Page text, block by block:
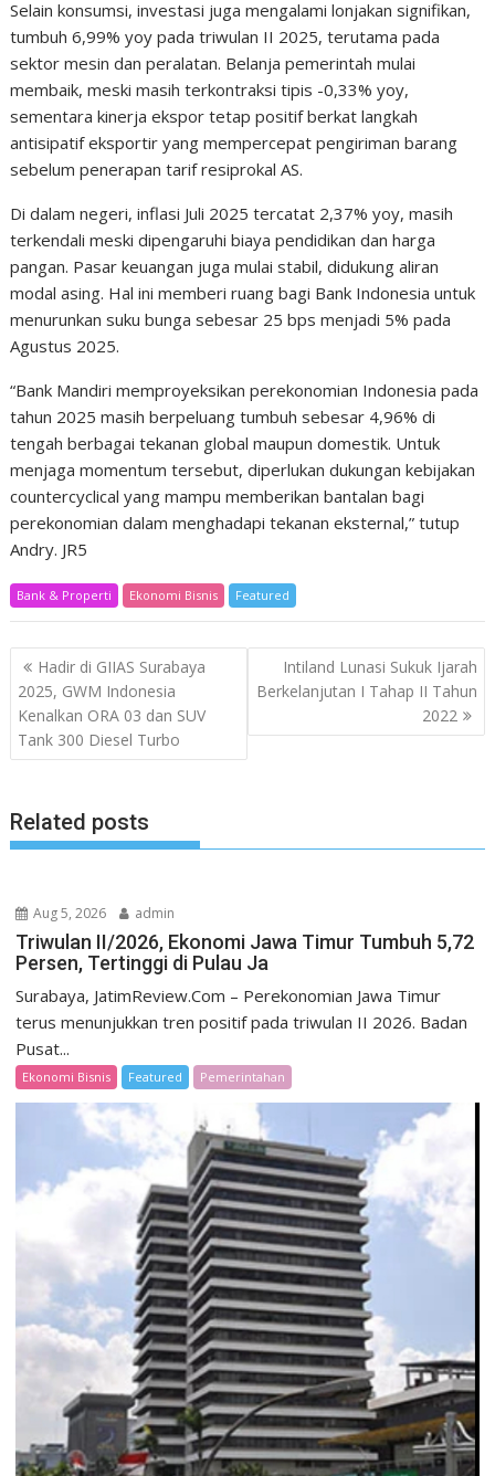
Selain konsumsi, investasi juga mengalami lonjakan signifikan,
tumbuh 6,99% yoy pada triwulan II 2025, terutama pada
sektor mesin dan peralatan. Belanja pemerintah mulai
membaik, meski masih terkontraksi tipis -0,33% yoy,
sementara kinerja ekspor tetap positif berkat langkah
antisipatif eksportir yang mempercepat pengiriman barang
sebelum penerapan tarif resiprokal AS.
Di dalam negeri, inflasi Juli 2025 tercatat 2,37% yoy, masih
terkendali meski dipengaruhi biaya pendidikan dan harga
pangan. Pasar keuangan juga mulai stabil, didukung aliran
modal asing. Hal ini memberi ruang bagi Bank Indonesia untuk
menurunkan suku bunga sebesar 25 bps menjadi 5% pada
Agustus 2025.
“Bank Mandiri memproyeksikan perekonomian Indonesia pada
tahun 2025 masih berpeluang tumbuh sebesar 4,96% di
tengah berbagai tekanan global maupun domestik. Untuk
menjaga momentum tersebut, diperlukan dukungan kebijakan
countercyclical yang mampu memberikan bantalan bagi
perekonomian dalam menghadapi tekanan eksternal,” tutup
Andry. JR5
Bank & Properti Ekonomi Bisnis Featured
Post
navigation
Hadir di GIIAS Surabaya
2025, GWM Indonesia
Kenalkan ORA 03 dan SUV
Tank 300 Diesel Turbo
Intiland Lunasi Sukuk Ijarah
Berkelanjutan I Tahap II Tahun
2022
Related posts
Aug 5, 2026 admin
Triwulan II/2026, Ekonomi Jawa Timur Tumbuh 5,72
Persen, Tertinggi di Pulau Ja
Surabaya, JatimReview.Com – Perekonomian Jawa Timur
terus menunjukkan tren positif pada triwulan II 2026. Badan
Pusat...
Ekonomi Bisnis Featured Pemerintahan